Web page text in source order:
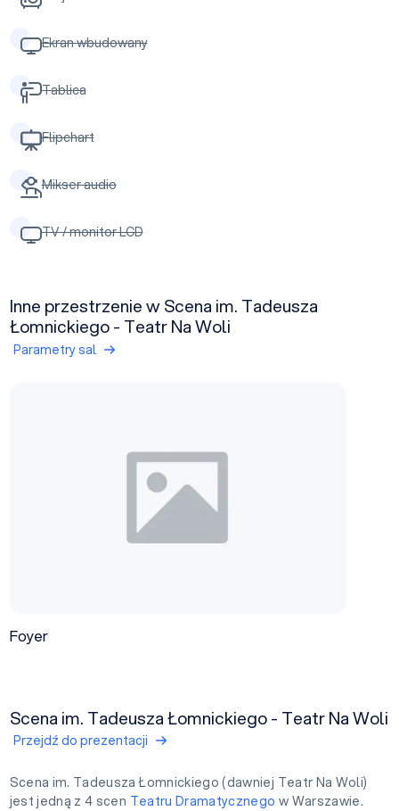
Ekran wbudowany
Tablica
Flipchart
Mikser audio
TV / monitor LCD
Inne przestrzenie w Scena im. Tadeusza
Łomnickiego - Teatr Na Woli
Parametry sal
Foyer
Scena im. Tadeusza Łomnickiego - Teatr Na Woli
Przejdź do prezentacji
Scena im. Tadeusza Łomnickiego (dawniej Teatr Na Woli)
jest jedną z 4 scen Teatru Dramatycznego w Warszawie.